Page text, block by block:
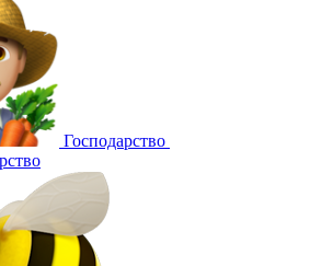
Господарство